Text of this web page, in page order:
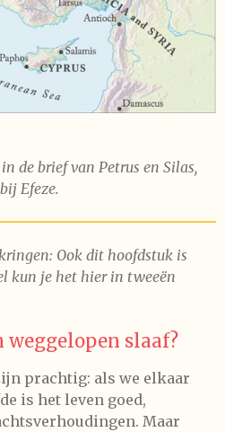
de brief van Petrus en Silas,
Efeze.
Ook dit hoofdstuk is
kun je het hier in tweeën
weggelopen slaaf?
prachtig: als we elkaar
is het leven goed,
Maar